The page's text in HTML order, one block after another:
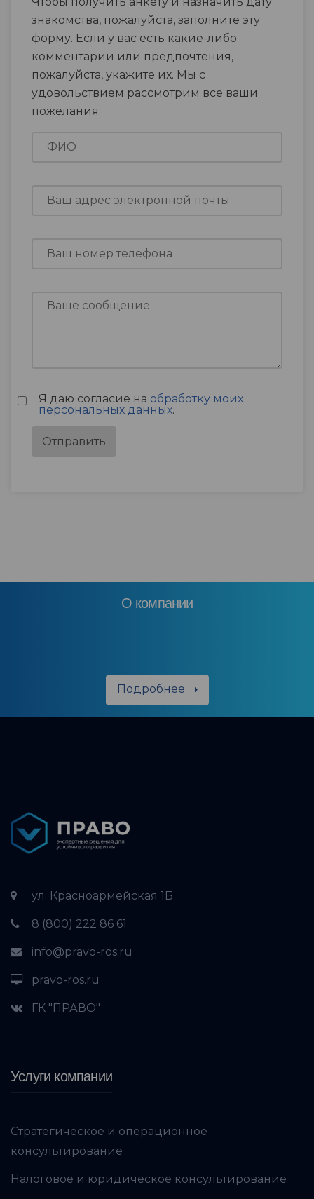
знакомства, пожалуйста, заполните эту
форму. Если у вас есть какие-либо
комментарии или предпочтения,
пожалуйста, укажите их. Мы с
удовольствием рассмотрим все ваши
пожелания.
Я даю согласие на обработку моих
персональных данных.
О компании
Подробнее
ул. Красноармейская 1Б
8 (800) 222 86 61
info@pravo-ros.ru
pravo-ros.ru
ГК "ПРАВО"
Услуги компании
Стратегическое и операционное
консультирование
Налоговое и юридическое консультирование